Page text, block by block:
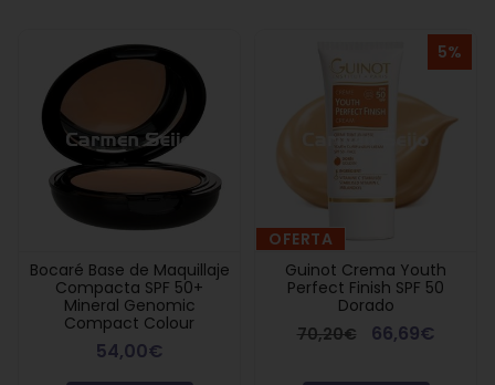
Bocaré Base de Maquillaje
Compacta SPF 50+
Mineral Genomic
Compact Colour
54,00€
5%
OFERTA
Guinot Crema Youth
Perfect Finish SPF 50
Dorado
70,20€
66,69€